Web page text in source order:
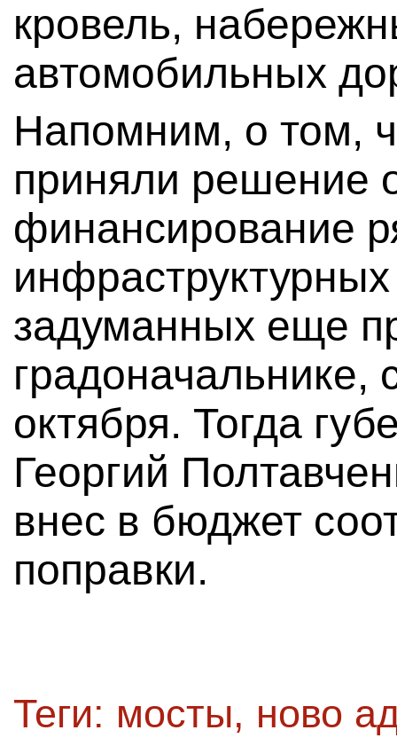
кровель,
автомобильных
Напомним, о том,
приняли решение
финансирование
задуманных еще
градоначальнике,
октября. Тогда
Георгий
внес в бюджет
поправки.
Теги: мосты, ново